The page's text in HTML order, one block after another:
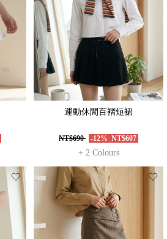
運動休閒百褶短裙
NT$690 -12% NT$607
+ 2 Colours